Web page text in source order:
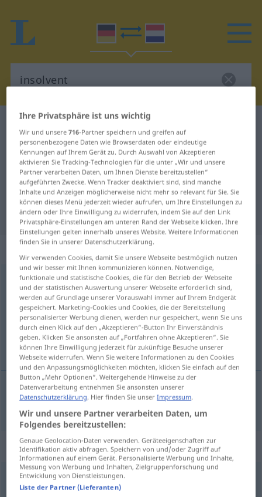
Deutsch-Niederländisch Wörterbuch
Deutsch-Niederländisch
Übersetzung für "insolvent"
"insolvent" Niederländisch
Übersetzung
„insolvent“
insolvent
Übersicht aller Übersetzungen
(Für mehr Details die Übersetzung anklicken/antippen)
insolvent
insolvent insolvent
Synonyme für "insolvent"
finanzschwach,zahlungsunfähig
Ihre Privatsphäre ist uns wichtig
Wir und unsere716-Partner speichern und greifen auf
personenbezogene Daten wie Browserdaten oder eindeutige
Kennungen auf Ihrem Gerät zu. Durch Auswahl von Akzeptieren
aktivieren Sie Tracking-Technologien für die unter „Wir und unsere
Partner verarbeiten Daten, um Ihnen Dienste bereitzustellen“
aufgeführten Zwecke. Wenn Tracker deaktiviert sind, sind manche
Inhalte und Anzeigen möglicherweise nicht mehr so relevant für Sie. Sie
können dieses Menü jederzeit wieder aufrufen, um Ihre Einstellungen zu
ändern oder Ihre Einwilligung zu widerrufen, indem Sie auf den Link
Privatsphäre-Einstellungen am unteren Rand der Webseite klicken. Ihre
Einstellungen gelten innerhalb unseres Website. Weitere Informationen
finden Sie in unserer Datenschutzerklärung.
Wir verwenden Cookies, damit Sie unsere Webseite bestmöglich nutzen
und wir besser mit Ihnen kommunizieren können. Notwendige,
funktionale und statistische Cookies, die für den Betrieb der Webseite
und der statistischen Auswertung unserer Webseite erforderlich sind,
werden auf Grundlage unserer Vorauswahl immer auf Ihrem Endgerät
gespeichert. Marketing-Cookies und Cookies, die der Bereitstellung
personalisierter Werbung dienen, werden nur gespeichert, wenn Sie uns
durch einen Klick auf den „Akzeptieren“-Button Ihr Einverständnis
geben. Klicken Sie ansonsten auf „Fortfahren ohne Akzeptieren“. Sie
können Ihre Einwilligung jederzeit für zukünftige Besuche unserer
Webseite widerrufen. Wenn Sie weitere Informationen zu den Cookies
und den Anpassungsmöglichkeiten möchten, klicken Sie einfach auf den
Button „Mehr Optionen“. Weitergehende Hinweise zu der
Datenverarbeitung entnehmen Sie ansonsten unserer
Datenschutzerklärung. Hier finden Sie unserImpressum.
Wir und unsere Partner verarbeiten Daten, um
Folgendes bereitzustellen:
Genaue Geolocation-Daten verwenden. Geräteeigenschaften zur
Identifikation aktiv abfragen. Speichern von und/oder Zugriff auf
Informationen auf einem Gerät. Personalisierte Werbung und Inhalte,
Messung von Werbung und Inhalten, Zielgruppenforschung und
Entwicklung von Dienstleistungen.
Liste der Partner (Lieferanten)